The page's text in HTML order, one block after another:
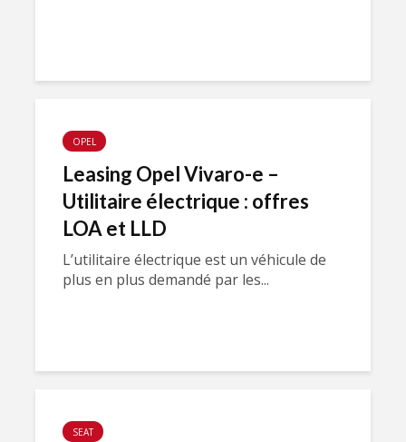
OPEL
Leasing Opel Vivaro-e –
Utilitaire électrique : offres
LOA et LLD
L’utilitaire électrique est un véhicule de
plus en plus demandé par les...
SEAT